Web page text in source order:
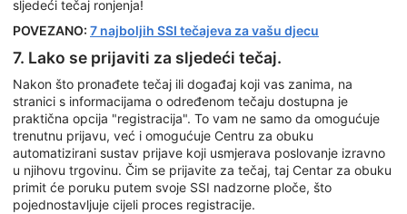
sljedeći tečaj ronjenja!
POVEZANO: 7 najboljih SSI tečajeva za vašu djecu
7. Lako se prijaviti za sljedeći tečaj.
Nakon što pronađete tečaj ili događaj koji vas zanima, na
stranici s informacijama o određenom tečaju dostupna je
praktična opcija "registracija". To vam ne samo da omogućuje
trenutnu prijavu, već i omogućuje Centru za obuku
automatizirani sustav prijave koji usmjerava poslovanje izravno
u njihovu trgovinu. Čim se prijavite za tečaj, taj Centar za obuku
primit će poruku putem svoje SSI nadzorne ploče, što
pojednostavljuje cijeli proces registracije.